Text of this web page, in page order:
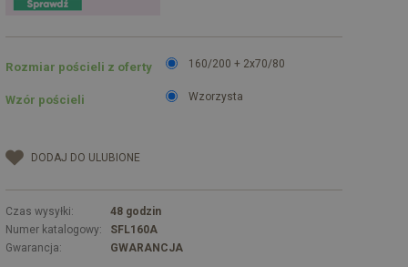
Rozmiar pościeli z oferty 160/200 + 2x70/80
Wzór pościeli Wzorzysta
DODAJ DO ULUBIONE
Czas wysyłki:
48 godzin
Numer katalogowy:
SFL160A
Gwarancja:
GWARANCJA